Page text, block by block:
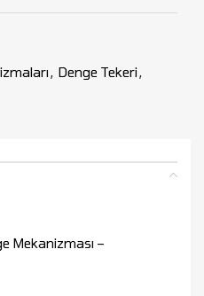
, Denge Tekeri,
Mekanizması –